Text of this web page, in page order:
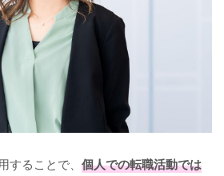
ることで、 個人での転職活動では